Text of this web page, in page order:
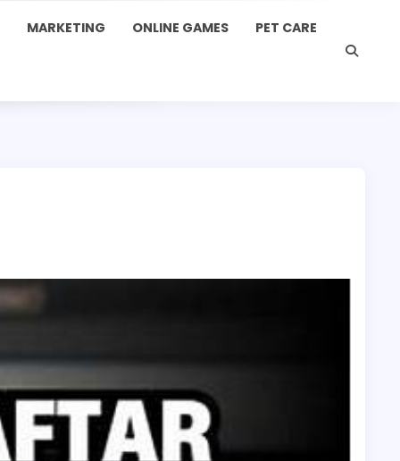
MARKETING ONLINE GAMES PET CARE